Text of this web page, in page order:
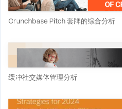
Crunchbase Pitch 套牌的综合分析
缓冲社交媒体管理分析